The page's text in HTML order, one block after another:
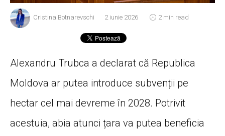
Cristina Botnarevschi 2 iunie 2026 2 min read
Alexandru Trubca a declarat că Republica
Moldova ar putea introduce subvenții pe
hectar cel mai devreme în 2028. Potrivit
acestuia, abia atunci țara va putea beneficia